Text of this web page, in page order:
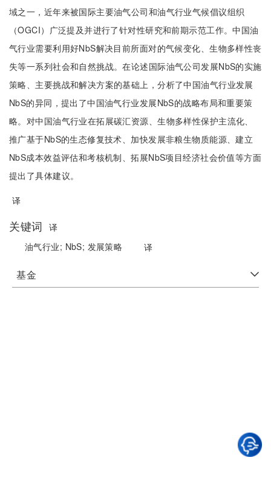
域之一，近年来被国际主要油气公司和油气行业气候倡议组织
（OGCI）广泛提及并进行了针对性研究和前期示范工作。中国油
气行业需要利用好NbS解决目前所面对的气候变化、生物多样性丧
失等一系列社会和自然挑战。在论述国际油气公司发展NbS的实施
策略、主要挑战和解决方案的基础上，分析了中国油气行业发展
NbS的异同，提出了中国油气行业发展NbS的战略布局和重要策
略。对中国油气行业在拓展碳汇资源、生物多样性保护主流化、
推广基于NbS的生态修复技术、加快发展非粮生物质能源、建立
NbS成本效益评估和考核机制、拓展NbS项目经济社会价值等方面
提出了具体建议。
译
关键词
译
油气行业; NbS; 发展策略 译
基金